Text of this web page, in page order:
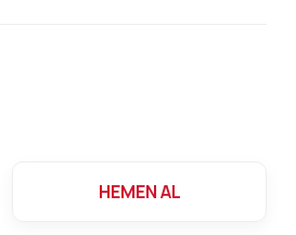
HEMEN AL